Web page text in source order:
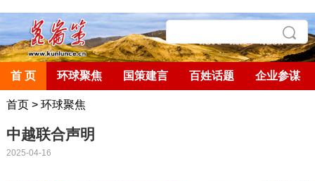
首 页 环球聚焦 国策建言 百姓话题 企业参谋
首页> 环球聚焦
中越联合声明
2025-04-16